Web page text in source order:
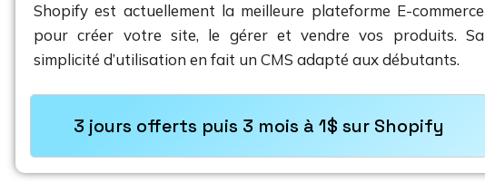
Shopify est actuellement la meilleure plateforme E-commerce
pour créer votre site, le gérer et vendre vos produits. Sa
simplicité d’utilisation en fait un CMS adapté aux débutants.
3 jours offerts puis 3 mois à 1$ sur Shopify